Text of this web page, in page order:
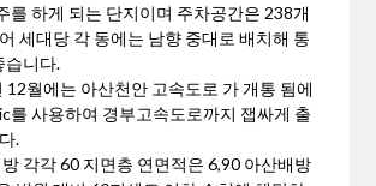
를 하게 되는 단지이며 주차공간은 238개
세대당 각 동에는 남향 중대로 배치해 통
습니다.
12월에는 아산천안 고속도로 가 개통 됨에
를 사용하여 경부고속도로까지 잽싸게 출
.
각각 60 지면층 연면적은 6,90 아산배방